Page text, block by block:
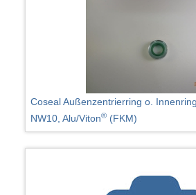
Coseal Außenzentrierring o.
NW10, Alu/Viton® (FKM)